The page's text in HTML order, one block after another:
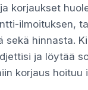
korjaukset
ilmoituksen,
sekä hinnasta.
ja löytää
korjaus hoituu